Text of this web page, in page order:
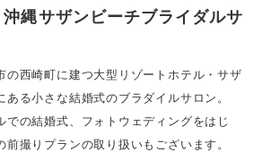
縄サザンビーチブライダルサ
の西崎町に建つ大型リゾートホテル・サザ
ある小さな結婚式のブラダイルサロン。
での結婚式、フォトウェディングをはじ
前撮りプランの取り扱いもございます。